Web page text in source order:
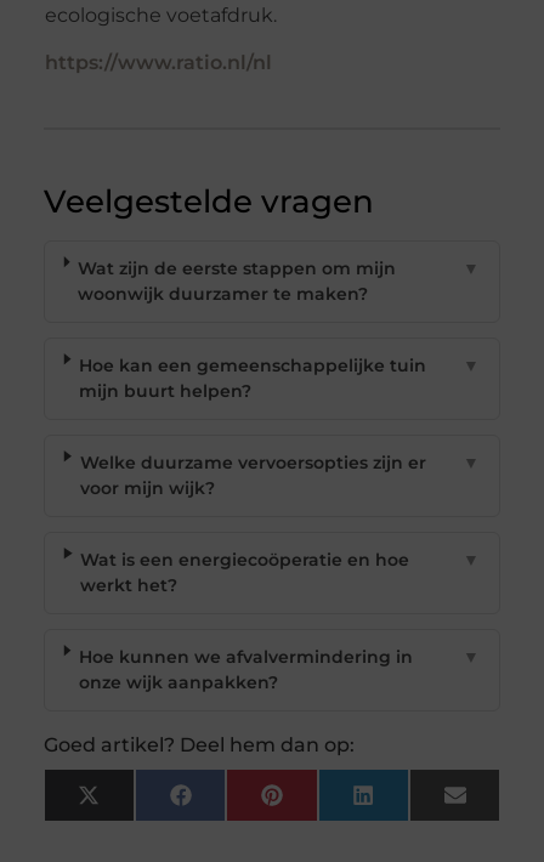
ecologische voetafdruk.
https://www.ratio.nl/nl
Veelgestelde vragen
Wat zijn de eerste stappen om mijn
woonwijk duurzamer te maken?
▼
Hoe kan een gemeenschappelijke tuin
mijn buurt helpen?
▼
Welke duurzame vervoersopties zijn er
voor mijn wijk?
▼
Wat is een energiecoöperatie en hoe
werkt het?
▼
Hoe kunnen we afvalvermindering in
onze wijk aanpakken?
▼
Goed artikel? Deel hem dan op:
X
(Twitter)
FacebookPinterest LinkedIn Email